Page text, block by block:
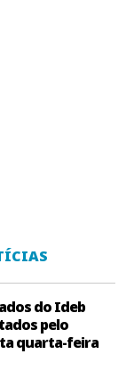
do Ideb
pelo
quarta-feira